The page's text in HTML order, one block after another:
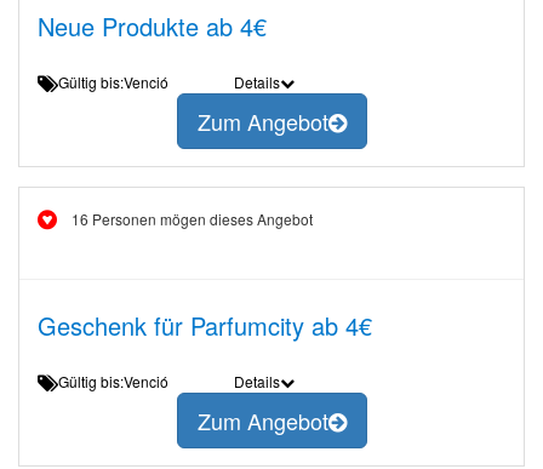
Neue Produkte ab 4€
Gültig bis:Venció Details
Zum Angebot
16 Personen mögen dieses Angebot
Geschenk für Parfumcity ab 4€
Gültig bis:Venció Details
Zum Angebot